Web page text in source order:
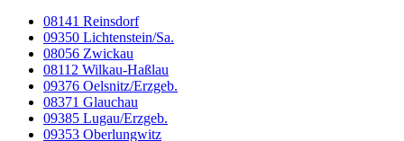
08141 Reinsdorf
09350 Lichtenstein/Sa.
08056 Zwickau
08112 Wilkau-Haßlau
09376 Oelsnitz/Erzgeb.
08371 Glauchau
09385 Lugau/Erzgeb.
09353 Oberlungwitz